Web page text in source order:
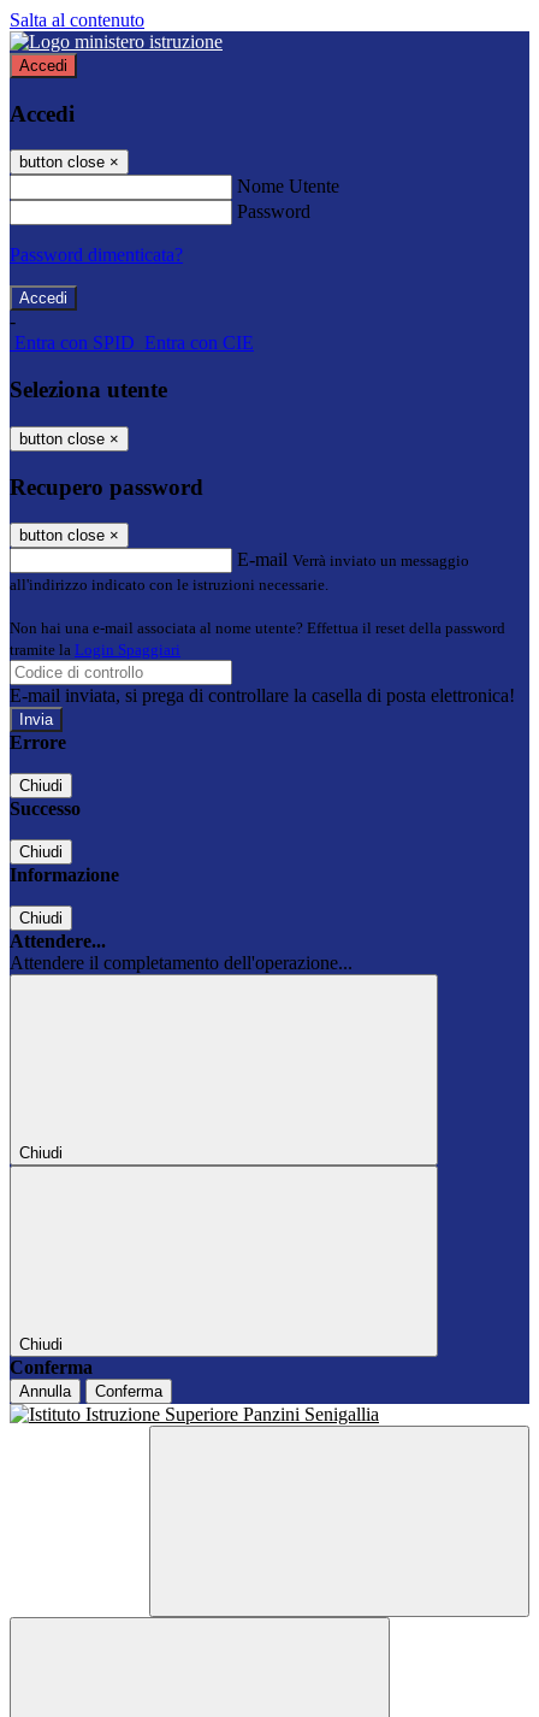
Salta al contenuto
Accedi
Accedi
button close ×
Nome Utente
Password
Password dimenticata?
-
Entra con SPID Entra con CIE
Seleziona utente
button close ×
Recupero password
button close ×
E-mail Verrà inviato un messaggio
all'indirizzo indicato con le istruzioni necessarie.
Non hai una e-mail associata al nome utente? Effettua il reset della password
tramite la Login Spaggiari
E-mail inviata, si prega di controllare la casella di posta elettronica!
Errore
Chiudi
Successo
Chiudi
Informazione
Chiudi
Attendere...
Attendere il completamento dell'operazione...
Chiudi
Chiudi
Conferma
Annulla Conferma